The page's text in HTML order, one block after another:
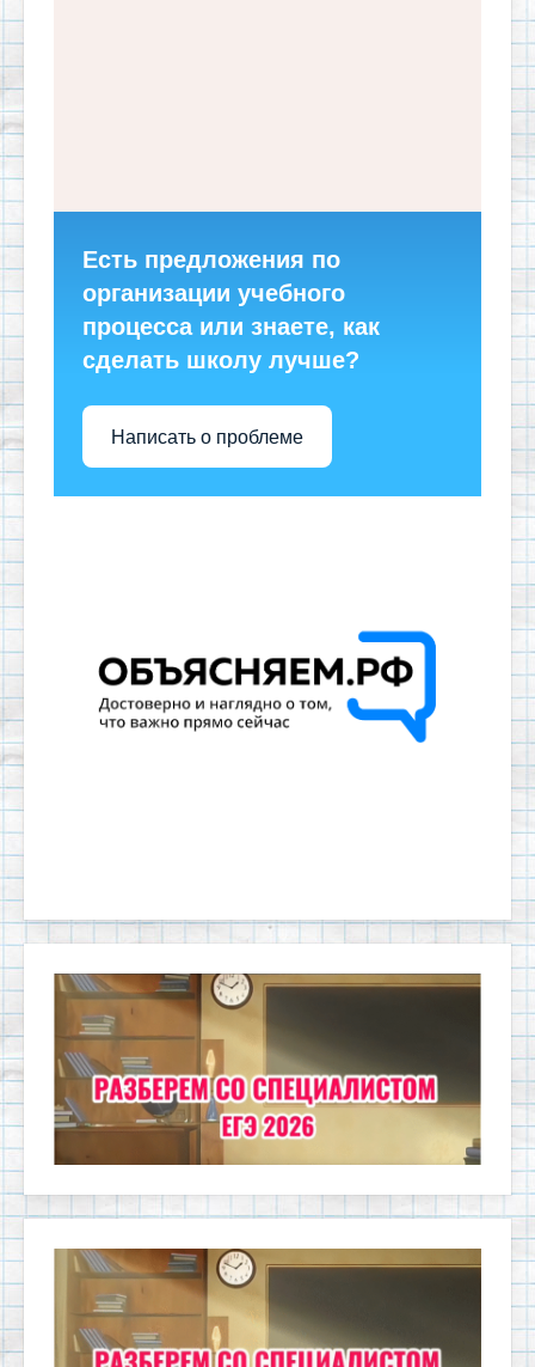
Есть предложения по
организации учебного
процесса или знаете, как
сделать школу лучше?
Написать о проблеме